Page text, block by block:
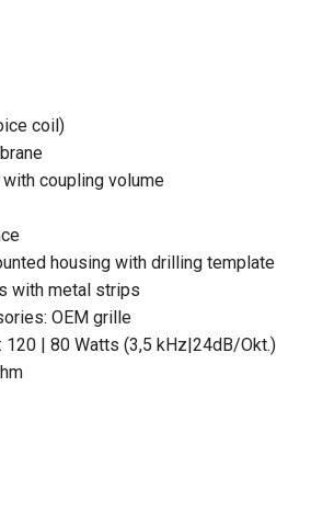
coil)
coupling volume
housing with drilling template
with metal strips
OEM grille
120 | 80 Watts (3,5 kHz|24dB/Okt.)